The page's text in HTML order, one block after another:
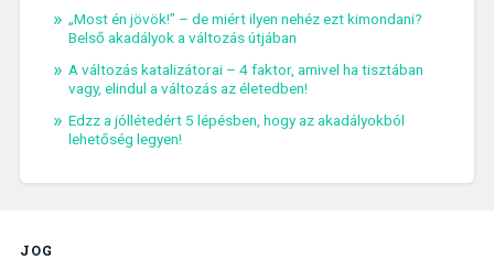
„Most én jövök!” – de miért ilyen nehéz ezt kimondani?
Belső akadályok a változás útjában
A változás katalizátorai – 4 faktor, amivel ha tisztában
vagy, elindul a változás az életedben!
Edzz a jóllétedért 5 lépésben, hogy az akadályokból
lehetőség legyen!
JOG